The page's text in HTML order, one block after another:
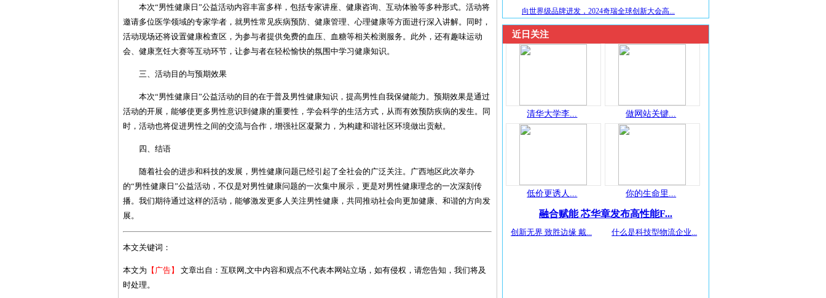
本次“男性健康日”公益活动内容丰富多样，包括专家讲座、健康咨询、互动体验等多种形式。活动将
邀请多位医学领域的专家学者，就男性常见疾病预防、健康管理、心理健康等方面进行深入讲解。同时，
活动现场还将设置健康检查区，为参与者提供免费的血压、血糖等相关检测服务。此外，还有趣味运动
会、健康烹饪大赛等互动环节，让参与者在轻松愉快的氛围中学习健康知识。
三、活动目的与预期效果
本次“男性健康日”公益活动的目的在于普及男性健康知识，提高男性自我保健能力。预期效果是通过
活动的开展，能够使更多男性意识到健康的重要性，学会科学的生活方式，从而有效预防疾病的发生。同
时，活动也将促进男性之间的交流与合作，增强社区凝聚力，为构建和谐社区环境做出贡献。
四、结语
随着社会的进步和科技的发展，男性健康问题已经引起了全社会的广泛关注。广西地区此次举办
的“男性健康日”公益活动，不仅是对男性健康问题的一次集中展示，更是对男性健康理念的一次深刻传
播。我们期待通过这样的活动，能够激发更多人关注男性健康，共同推动社会向更加健康、和谐的方向发
展。
本文关键词：
本文为 【广告】
文章出自：互联网,文中内容和观点不代表本网站立场，如有侵权，请您告知，我们将及
时处理。
向世界级品牌进发，2024奇瑞全球创新大会高...
近日关注
清华大学李... 做网站关键...
低价更诱人... 你的生命里...
融合赋能 芯华章发布高性能F...
创新无界 致胜边缘 戴... 什么是科技型物流企业...